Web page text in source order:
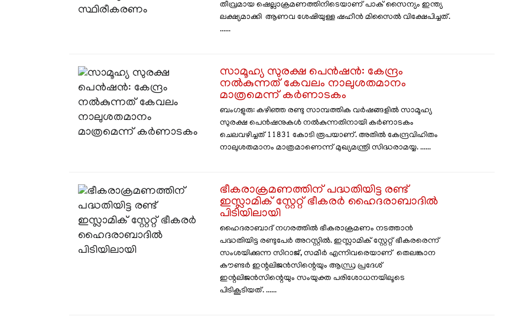
തീവ്രമായ ഷെല്ലാക്രമണത്തിനിടെയാണ് പാക് സൈന്യം ഇന്ത്യ
ലക്ഷ്യമാക്കി ആണവ ശേഷിയുള്ള ഷഹീൻ മിസൈൽ വിക്ഷേപിച്ചത്.
......
സാമൂഹ്യ സുരക്ഷ പെൻഷൻ: കേന്ദ്രം
നൽകുന്നത് കേവലം നാലുശതമാനം
മാത്രമെന്ന് കർണാടകം
ബംഗളുരു: കഴിഞ്ഞ രണ്ടു സാമ്പത്തിക വർഷങ്ങളിൽ സാമൂഹ്യ
സുരക്ഷ പെൻഷനുകൾ നൽകുന്നതിനായി കർണാടകം
ചെലവഴിച്ചത് 11831 കോടി രൂപയാണ്. അതിൽ കേന്ദ്രവിഹിതം
നാലുശതമാനം മാത്രമാണെന്ന് മുഖ്യമന്ത്രി സിദ്ധരാമയ്യ. ......
ഭീകരാക്രമണത്തിന് പദ്ധതിയിട്ട രണ്ട്
ഇസ്ലാമിക് സ്റ്റേറ്റ് ഭീകരർ ഹൈദരാബാദിൽ
പിടിയിലായി
ഹൈദരാബാദ് നഗരത്തിൽ ഭീകരാക്രമണം നടത്താൻ
പദ്ധതിയിട്ട രണ്ടുപേർ അറസ്റ്റിൽ. ഇസ്ലാമിക് സ്റ്റേറ്റ് ഭീകരരെന്ന്
സംശയിക്കുന്ന സിറാജ്, സമീർ എന്നിവരെയാണ് തെലങ്കാന
കൗണ്ടർ ഇന്റലിജൻസിന്റെയും ആന്ധ്ര പ്രദേശ്
ഇന്റലിജൻസിന്റെയും സംയുക്ത പരിശോധനയിലൂടെ
പിടികൂടിയത്. ......